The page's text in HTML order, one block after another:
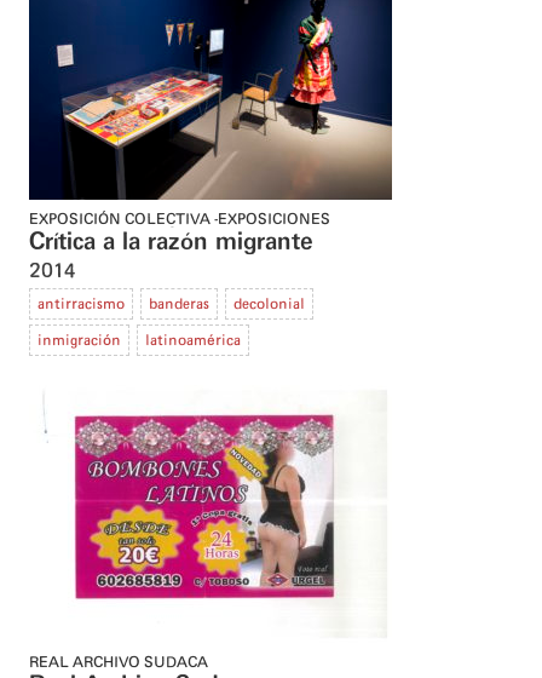
EXPOSICIÓN COLECTIVA EXPOSICIONES
Crítica a la razón migrante
2014
antirracismo banderas decolonial
inmigración latinoamérica
REAL ARCHIVO SUDACA